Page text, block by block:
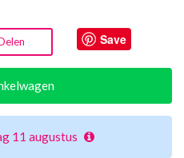
Save
11 augustus